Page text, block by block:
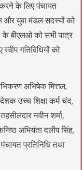
के लिए पंचायत
और युवा मंडल सदस्यों को
बीएलओ को सभी पात्र
गतिविधियों को
अभिषेक मित्तल,
उच्च शिक्षा कर्म चंद,
नवीन शर्मा,
अभियंता दलीप सिंह,
प्रतिनिधि तथा